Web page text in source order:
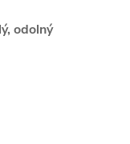
odolný